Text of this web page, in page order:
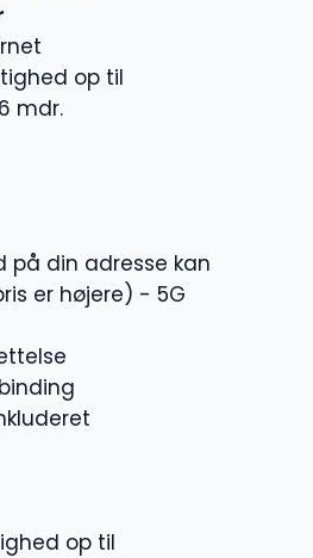
op til
mdr.
på din adresse kan
er højere) - 5G
op til